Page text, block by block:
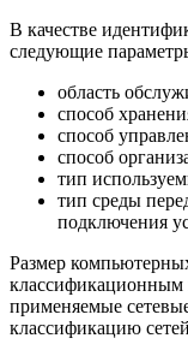
В качестве
следующие
область
способ
способ
способ
тип
тип среды
подключения
Размер
классификационным
применяемые
классификацию